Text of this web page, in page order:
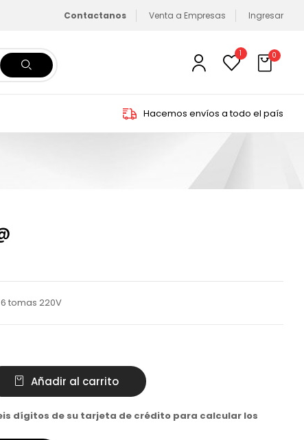
Contactanos Venta a Empresas Ingresar
1 0
Hacemos envíos a todo el país
tomas 220V
Añadir al carrito
dígitos de su tarjeta de crédito para calcular los